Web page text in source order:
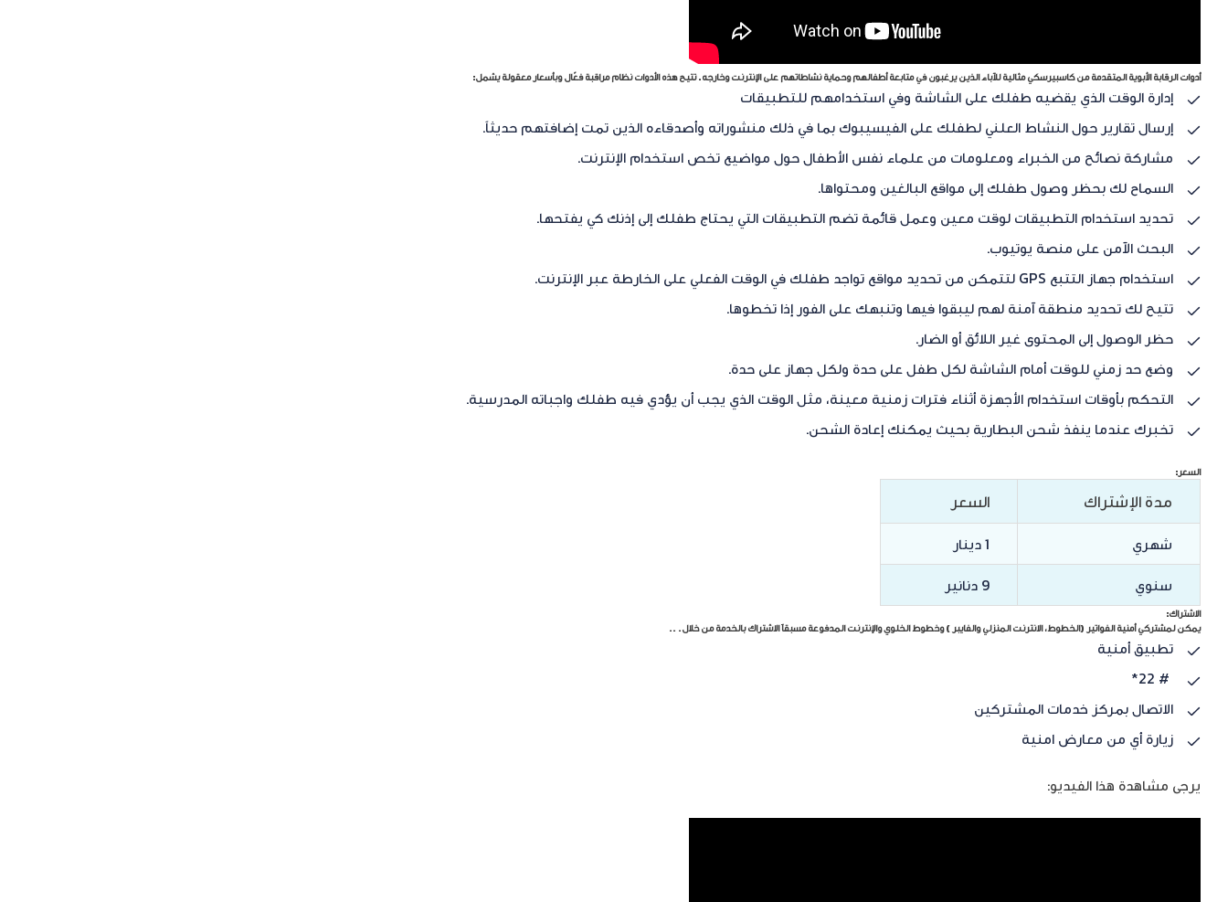
أدوات الرقابة الأبوية المتقدمة من كاسبيرسكي مثالية للآباء الذين يرغبون في متابعة أطفالهم وحماية نشاطاتهم على الإنترنت وخارجه. تتيح هذه الأدوات نظام مراقبة فعّال وبأسعار معقولة يشمل:
إدارة الوقت الذي يقضيه طفلك على الشاشة وفي استخدامهم للتطبيقات
إرسال تقارير حول النشاط العلني لطفلك على الفيسيبوك بما في ذلك منشوراته وأصدقاءه الذين تمت إضافتهم حديثاً.
مشاركة نصائح من الخبراء ومعلومات من علماء نفس الأطفال حول مواضيع تخص استخدام الإنترنت.
السماح لك بحظر وصول طفلك إلى مواقع البالغين ومحتواها.
تحديد استخدام التطبيقات لوقت معين وعمل قائمة تضم التطبيقات التي يحتاج طفلك إلى إذنك كي يفتحها.
البحث الآمن على منصة يوتيوب.
استخدام جهاز التتبع GPS لتتمكن من تحديد مواقع تواجد طفلك في الوقت الفعلي على الخارطة عبر الإنترنت.
تتيح لك تحديد منطقة آمنة لهم ليبقوا فيها وتنبهك على الفور إذا تخطوها.
حظر الوصول إلى المحتوى غير اللائق أو الضار.
وضع حد زمني للوقت أمام الشاشة لكل طفل على حدة ولكل جهاز على حدة.
التحكم بأوقات استخدام الأجهزة أثناء فترات زمنية معينة، مثل الوقت الذي يجب أن يؤدي فيه طفلك واجباته المدرسية.
تخبرك عندما ينفذ شحن البطارية بحيث يمكنك إعادة الشحن.
السعر:
مدة الإشتراك السعر
شهري
1 دينار
سنوي
9 دنانير
الاشتراك:
يمكن لمشتركي أمنية الفواتير (الخطوط، الانترنت المنزلي والفايبر ) وخطوط الخلوي والإنترنت المدفوعة مسبقاً الاشتراك بالخدمة من خلال. ..
تطبيق أمنية
# 22*
الاتصال بمركز خدمات المشتركين
زيارة أي من معارض امنية
يرجى مشاهدة هذا الفيديو: